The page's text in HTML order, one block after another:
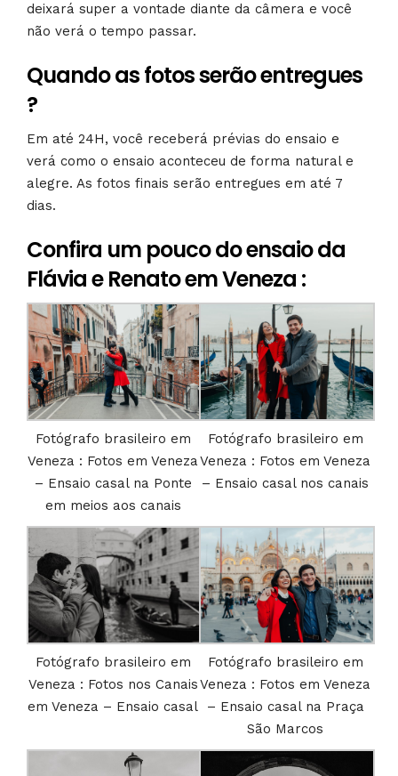
deixará super a vontade diante da câmera e você
não verá o tempo passar.
Quando as fotos serão entregues
?
Em até 24H, você receberá prévias do ensaio e
verá como o ensaio aconteceu de forma natural e
alegre. As fotos finais serão entregues em até 7
dias.
Confira um pouco do ensaio da
Flávia e Renato em Veneza :
Fotógrafo brasileiro em
Veneza : Fotos em Veneza
– Ensaio casal na Ponte
em meios aos canais
Fotógrafo brasileiro em
Veneza : Fotos em Veneza
– Ensaio casal nos canais
Fotógrafo brasileiro em
Veneza : Fotos nos Canais
em Veneza – Ensaio casal
Fotógrafo brasileiro em
Veneza : Fotos em Veneza
– Ensaio casal na Praça
São Marcos